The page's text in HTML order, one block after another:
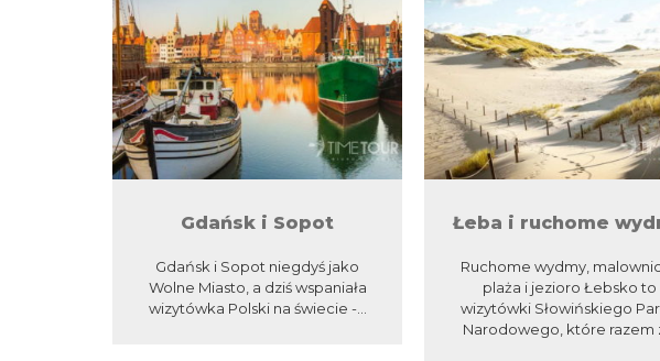
Gdańsk i Sopot
Gdańsk i Sopot niegdyś jako
Wolne Miasto, a dziś wspaniała
wizytówka Polski na świecie -...
Łeba i ruchome
Ruchome wydmy,
plaża i jezioro Łebsko to
wizytówki Słowińskiego
Narodowego, które razem